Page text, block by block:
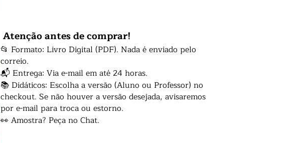
Atenção antes de comprar!
📂 Formato: Livro Digital (PDF). Nada é enviado pelo
correio.
📬 Entrega: Via e-mail em até 24 horas.
📚 Didáticos: Escolha a versão (Aluno ou Professor) no
checkout. Se não houver a versão desejada, avisaremos
por e-mail para troca ou estorno.
👀 Amostra? Peça no Chat.